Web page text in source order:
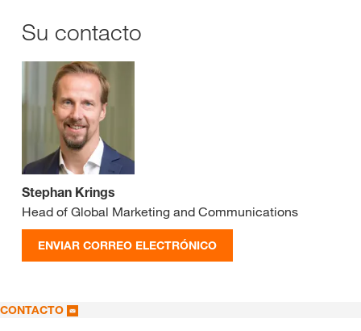
Su contacto
Stephan Krings
Head of Global Marketing and Communications
ENVIAR CORREO ELECTRÓNICO
CONTACTO